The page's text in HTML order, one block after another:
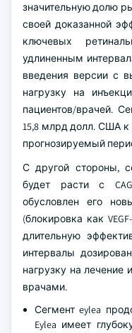
значительную долю
своей доказанной
ключевых
удлиненным
введения версии с
нагрузку на
пациентов/врачей.
15,8 млрд долл. США к
прогнозируемый
С другой стороны,
будет расти с
обусловлен его
(блокировка как
длительную
интервалы
нагрузку на лечение
врачами.
Сегмент eylea
Eylea имеет